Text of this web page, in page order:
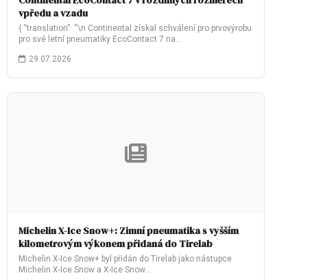
vpředu a vzadu
{ “translation”: “\n Continental získal schválení pro prvovýrobu
pro své letní pneumatiky EcoContact 7 na…
29.07.2026
Michelin X-Ice Snow+: Zimní pneumatika s vyšším
kilometrovým výkonem přidaná do Tirelab
Michelin X-Ice Snow+ byl přidán do Tirelab jako nástupce
Michelin X-Ice Snow a X-Ice Snow…